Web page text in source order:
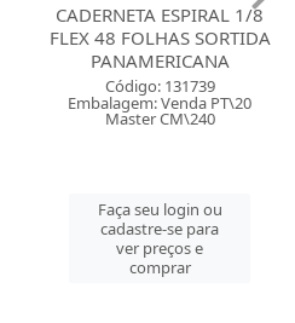
CADERNETA ESPIRAL 1/8
FLEX 48 FOLHAS SORTIDA
PANAMERICANA
Código: 131739
Embalagem: Venda PT\20
Master CM\240
Faça seu login ou
cadastre-se para
ver preços e
comprar